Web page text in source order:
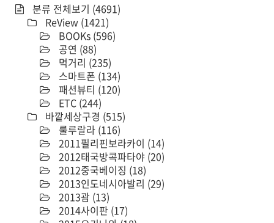
분류 전체보기 (4691)
ReView (1421)
BOOKs (596)
공연 (88)
먹거리 (235)
스마트폰 (134)
패션뷰티 (120)
ETC (244)
바깥세상구경 (515)
룰루랄라 (116)
2011필리핀보라카이 (14)
2012태국방콕파타야 (20)
2012중국베이징 (18)
2013인도네시아발리 (29)
2013괌 (13)
2014사이판 (17)